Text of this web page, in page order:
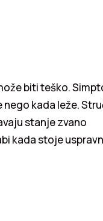
biti teško.
kada leže.
stanje zvano
kada stoje